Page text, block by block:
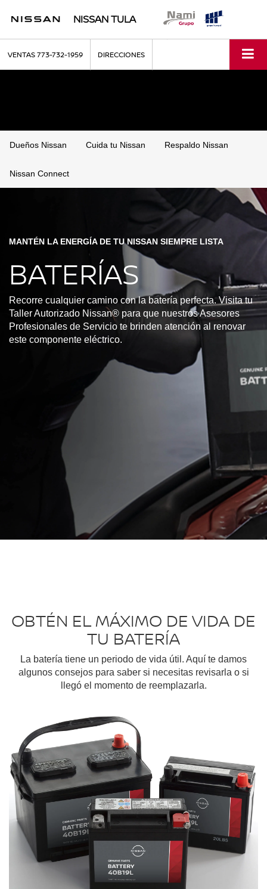
NISSAN TULA
VENTAS773-732-1959 DIRECCIONES
Dueños Nissan Cuida tu Nissan Respaldo Nissan
Nissan Connect
MANTÉN LA ENERGÍA DE TU NISSAN SIEMPRE LISTA
BATERÍAS
Recorre cualquier camino con la batería perfecta. Visita tu
Taller Autorizado Nissan® para que nuestros Asesores
Profesionales de Servicio te brinden atención al renovar
este componente eléctrico.
OBTÉN EL MÁXIMO DE VIDA DE
TU BATERÍA
La batería tiene un periodo de vida útil. Aquí te damos
algunos consejos para saber si necesitas revisarla o si
llegó el momento de reemplazarla.